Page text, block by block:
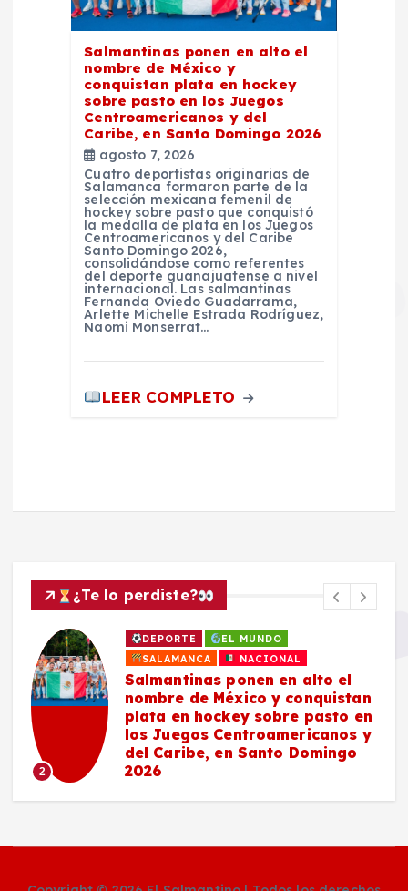
Salmantinas ponen en alto el
nombre de México y
conquistan plata en hockey
sobre pasto en los Juegos
Centroamericanos y del
Caribe, en Santo Domingo 2026
agosto 7, 2026
Cuatro deportistas originarias de
Salamanca formaron parte de la
selección mexicana femenil de
hockey sobre pasto que conquistó
la medalla de plata en los Juegos
Centroamericanos y del Caribe
Santo Domingo 2026,
consolidándose como referentes
del deporte guanajuatense a nivel
internacional. Las salmantinas
Fernanda Oviedo Guadarrama,
Arlette Michelle Estrada Rodríguez,
Naomi Monserrat…
LEER COMPLETO
¿Te lo perdiste?
2
DEPORTE
EL MUNDO
SALAMANCA
NACIONAL
Salmantinas ponen en alto el
nombre de México y conquistan
plata en hockey sobre pasto en
los Juegos Centroamericanos y
del Caribe, en Santo Domingo
2026